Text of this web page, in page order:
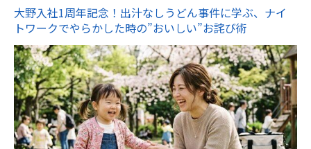
大野入社1周年記念！出汁なしうどん事件に学ぶ、ナイ
トワークでやらかした時の”おいしい”お詫び術